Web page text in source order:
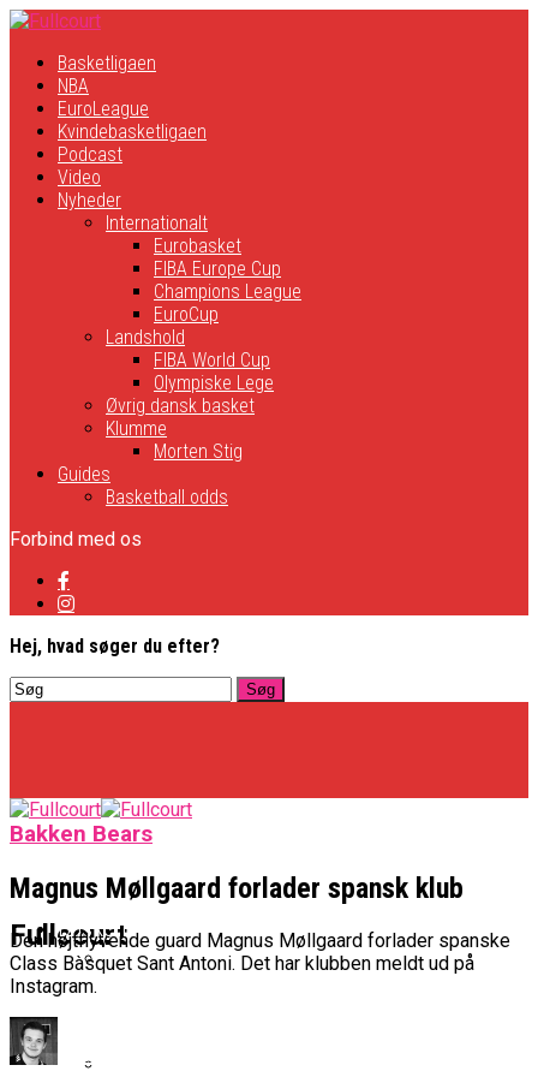
Basketligaen
NBA
EuroLeague
Kvindebasketligaen
Podcast
Video
Nyheder
Internationalt
Eurobasket
FIBA Europe Cup
Champions League
EuroCup
Landshold
FIBA World Cup
Olympiske Lege
Øvrig dansk basket
Klumme
Morten Stig
Guides
Basketball odds
Forbind med os
Hej, hvad søger du efter?
Fullcourt
Basketligaen
NBA
Bakken Bears
Magnus Møllgaard forlader spansk klub
Den højtflyvende guard Magnus Møllgaard forlader spanske
Class Bàsquet Sant Antoni. Det har klubben meldt ud på
Instagram.